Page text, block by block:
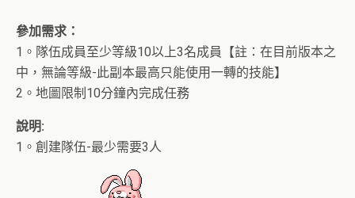
參加需求：
1。隊伍成員至少等級10以上3名成員【註：在目前版本之
中，無論等級-此副本最高只能使用一轉的技能】
2。地圖限制10分鐘內完成任務
說明:
1。創建隊伍-最少需要3人